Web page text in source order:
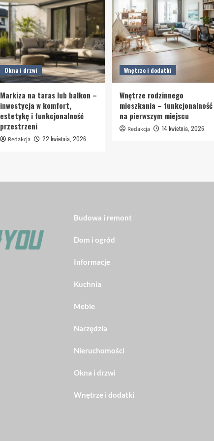
Okna i drzwi
Markiza na taras lub balkon –
inwestycja w komfort,
estetykę i funkcjonalność
przestrzeni
Redakcja 22 kwietnia, 2026
Wnętrze i dodatki
Wnętrze rodzinnego
mieszkania – funkcjonalność
na pierwszym miejscu
Redakcja 14 kwietnia, 2026
Budowa i remont
Dom i ogród
Informacje
Kuchnia
Meble
Narzędzia
Nieruchomości
Okna i drzwi
Wnętrze i dodatki